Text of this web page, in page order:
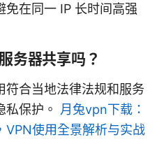
免在同一 IP 长时间高强
务器共享吗？
符合当地法律法规和服务
私保护。 月兔vpn下载：
VPN使用全景解析与实战